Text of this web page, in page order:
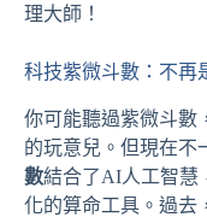
理大師！
科技紫微斗數：不再
你可能聽過紫微斗數
的玩意兒。但現在不
數結合了AI人工智慧
化的算命工具。過去